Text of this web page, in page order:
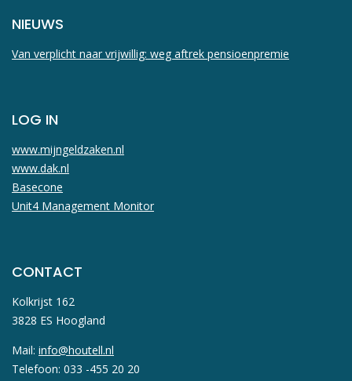
NIEUWS
Van verplicht naar vrijwillig: weg aftrek pensioenpremie
LOG IN
www.mijngeldzaken.nl
www.dak.nl
Basecone
Unit4 Management Monitor
CONTACT
Kolkrijst 162
3828 ES Hoogland
Mail: info@houtell.nl
Telefoon: 033 -455 20 20